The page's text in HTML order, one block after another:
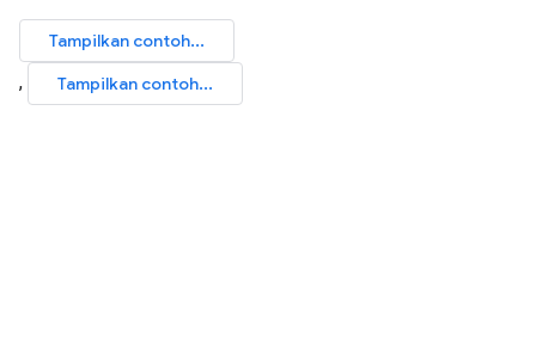
Tampilkan contoh...
, Tampilkan contoh...